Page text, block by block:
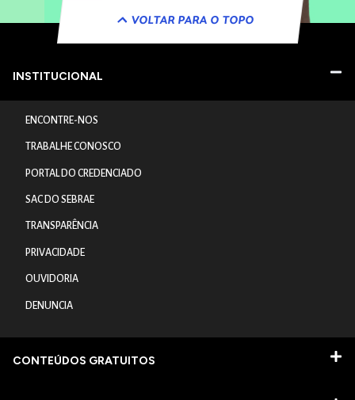
VOLTAR PARA O TOPO
INSTITUCIONAL
ENCONTRE-NOS
TRABALHE CONOSCO
PORTAL DO CREDENCIADO
SAC DO SEBRAE
TRANSPARÊNCIA
PRIVACIDADE
OUVIDORIA
DENUNCIA
CONTEÚDOS GRATUITOS